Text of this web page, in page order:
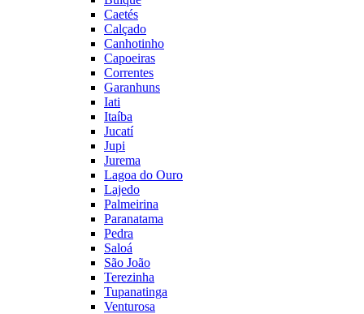
Caetés
Calçado
Canhotinho
Capoeiras
Correntes
Garanhuns
Iati
Itaíba
Jucatí
Jupi
Jurema
Lagoa do Ouro
Lajedo
Palmeirina
Paranatama
Pedra
Saloá
São João
Terezinha
Tupanatinga
Venturosa